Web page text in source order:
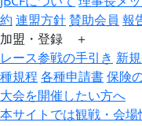
約 連盟方針賛助会員 報
加盟・登録 ＋
レース参戦の手引き 新
種規程各種申請書保険
大会を開催したい方へ
本サイトでは観戦・会